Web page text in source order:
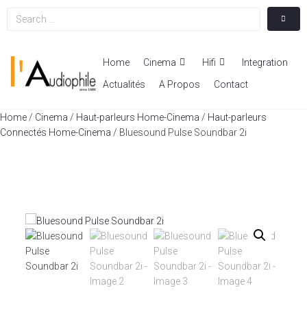
Home Cinema Hifi
Integration
Actualités
A Propos Contact
Home / Cinema / Haut-parleurs Home-Cinema / Haut-parleurs
Connectés Home-Cinema / Bluesound Pulse Soundbar 2i